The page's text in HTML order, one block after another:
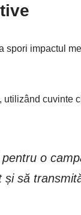
spori impactul
utilizând cuvinte
o
să